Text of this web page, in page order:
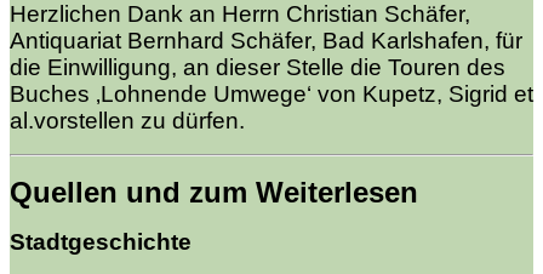
Herzlichen Dank an Herrn Christian Schäfer,
Antiquariat Bernhard Schäfer, Bad Karlshafen, für
die Einwilligung, an dieser Stelle die Touren des
Buches ‚Lohnende Umwege‘ von Kupetz, Sigrid et
al.vorstellen zu dürfen.
Quellen und zum Weiterlesen
Stadtgeschichte